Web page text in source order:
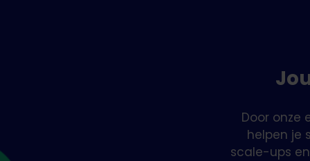
Tijdlijn
Door onze
helpen je
scale-ups